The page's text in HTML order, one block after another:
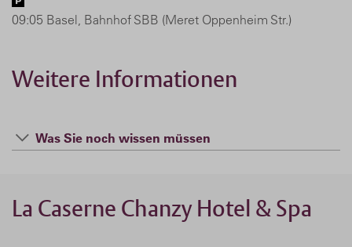
09:05 Basel, Bahnhof SBB (Meret Oppenheim Str.)
Weitere Informationen
Was Sie noch wissen müssen
La Caserne Chanzy Hotel & Spa